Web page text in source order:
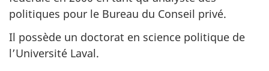
politiques pour le Bureau du Conseil privé.
Il possède un doctorat en science politique de
l’Université Laval.